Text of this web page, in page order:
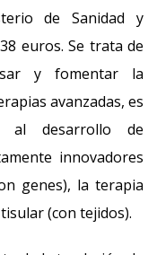
de Sanidad y
euros. Se trata de
y fomentar la
avanzadas, es
al desarrollo de
innovadores
genes), la terapia
(con tejidos).